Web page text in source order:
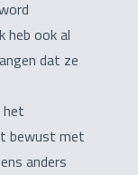
heb ook al
dat ze
bewust met
anders